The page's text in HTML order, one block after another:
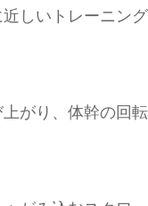
しいトレーニン
がり、体幹の回